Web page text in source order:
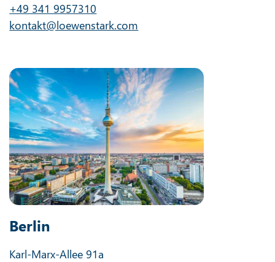
+49 341 9957310
kontakt@loewenstark.com
Berlin
Karl-Marx-Allee 91a